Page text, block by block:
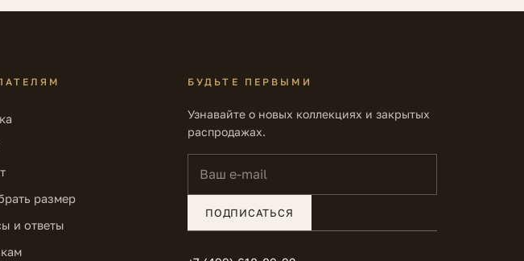
размер
и ответы
БУДЬТЕ ПЕРВЫМИ
Узнавайте о новых коллекциях и закрытых
распродажах.
ПОДПИСАТЬСЯ